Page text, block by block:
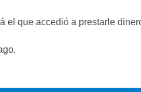
el que accedió a prestarle